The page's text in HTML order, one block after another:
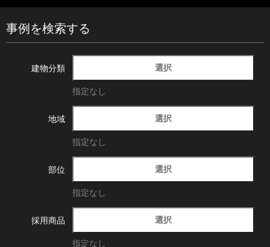
事例を検索する
建物分類 選択
指定なし
地域 選択
指定なし
部位 選択
指定なし
採用商品 選択
指定なし